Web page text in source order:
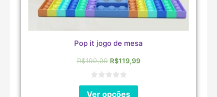
Pop it jogo de mesa
R$199,99 R$119,99
Ver opções